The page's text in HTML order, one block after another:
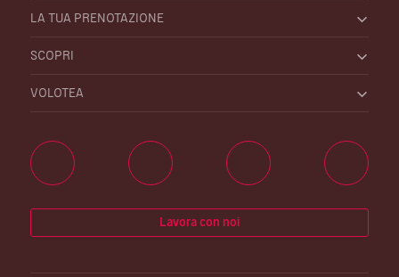
LA TUA PRENOTAZIONE
SCOPRI
VOLOTEA
Lavora con noi